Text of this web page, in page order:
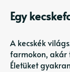
Egy
A kecskék
farmokon, akár
Életüket